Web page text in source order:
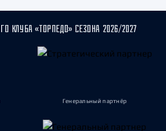
КЛУБА «ТОРПЕДО» СЕЗОНА 2026/2027
Генеральный партнёр